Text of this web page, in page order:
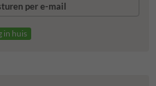
per e-mail
in huis